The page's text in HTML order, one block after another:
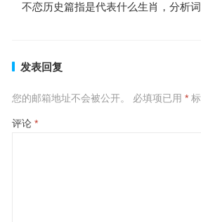
不恋历史篇指是代表什么生肖，分析
发表回复
您的邮箱地址不会被公开。 必填项已用 *标
评论 *